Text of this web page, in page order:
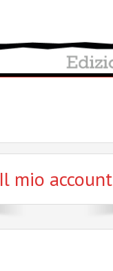
Il mio account